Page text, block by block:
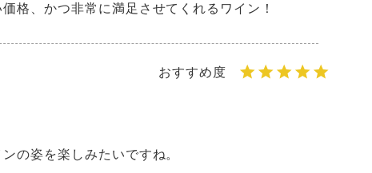
格、かつ非常に満足させてくれるワイン！
の姿を楽しみたいですね。